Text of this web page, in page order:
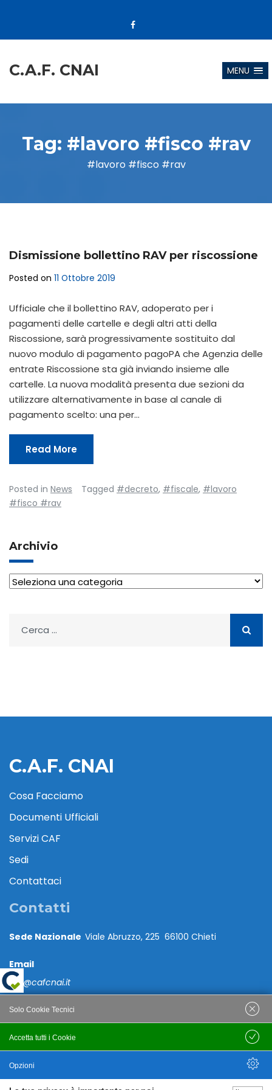
C.A.F. CNAI MENU
Tag: #lavoro #fisco #rav
#lavoro #fisco #rav
Dismissione bollettino RAV per riscossione
Posted on 11 Ottobre 2019
Ufficiale che il bollettino RAV, adoperato per i
pagamenti delle cartelle e degli altri atti della
Riscossione, sarà progressivamente sostituito dal
nuovo modulo di pagamento pagoPA che Agenzia delle
entrate Riscossione sta già inviando insieme alle
cartelle. La nuova modalità presenta due sezioni da
utilizzare alternativamente in base al canale di
pagamento scelto: una per…
Read More
Posted in News Tagged #decreto, #fiscale, #lavoro
#fisco #rav
Archivio
Archivio
per:
C.A.F. CNAI
Cosa Facciamo
Documenti Ufficiali
Servizi CAF
Sedi
Contattaci
Contatti
Sede Nazionale Viale Abruzzo, 225 66100 Chieti
Email
caf@cafcnai.it
Posta Certificata
Accetta tutti i Cookie
Solo Cookie Tecnici
Salva
Opzioni